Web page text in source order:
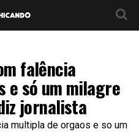
falência
e só um milagre
jornalista